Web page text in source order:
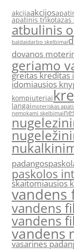
akcijaakcijos
apatinis trikotazas
atbulinis
baldaidarbo skelbimai
dovanos
geriamo
greitas kreditas
idomiausios
kompiuteriai
langaimoteriskas
nemokami skelbimai
padangos
paskolos
skaitomiausios
vandens
vandens
vandens
vandens
vasarines